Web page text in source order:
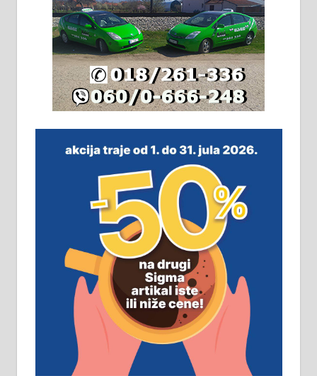
Издајем комплетно опремљену
халу на Житковачком путу, на
плацу површине око 7 ари.
064/321-80-51; 063/102-35-25
На продају легализована, нова,
м2 са плацем од 8 ари у Зеленом
виру у Алексинцу. Могућа
замена. 064/21-63-584
ПОСЛОВНИ ОГЛАСИ
Рудник и флотација Рудник
д.о.о. Рудник запошљава 20
помоћника рудара. Услови:
Основна школа, пожељно радно
искуство на истим и сличним
пословима, али не и неопходан
услов. Обезбеђен смештај,
превоз, исхрана. 032/57-41-122 –
локал 22